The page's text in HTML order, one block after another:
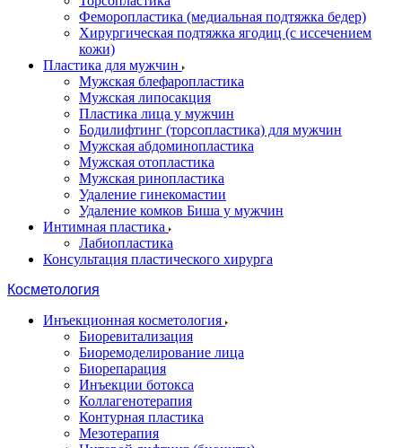
Феморопластика (медиальная подтяжка бедер)
Хирургическая подтяжка ягодиц (с иссечением
кожи)
Пластика для мужчин
Мужская блефаропластика
Мужская липосакция
Пластика лица у мужчин
Бодилифтинг (торсопластика) для мужчин
Мужская абдоминопластика
Мужская отопластика
Мужская ринопластика
Удаление гинекомастии
Удаление комков Биша у мужчин
Интимная пластика
Лабиопластика
Консультация пластического хирурга
Косметология
Инъекционная косметология
Биоревитализация
Биоремоделирование лица
Биорепарация
Инъекции ботокса
Коллагенотерапия
Контурная пластика
Мезотерапия